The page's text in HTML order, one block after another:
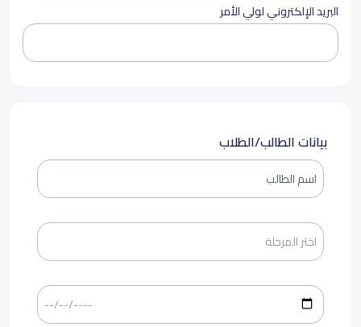
البريد الإلكتروني لولي الأمر
بيانات الطالب/الطلاب